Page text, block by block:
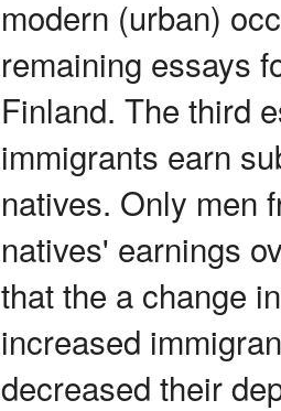
modern (urban)
remaining essays
Finland. The third
immigrants earn
natives. Only men
natives' earnings
that the a change
increased
decreased their